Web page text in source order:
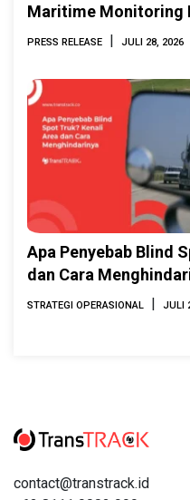
Maritime Monitoring
INAMARINE 2026
PRESS RELEASE | JULI 28, 2026
Apa Penyebab Blind
dan Cara
STRATEGI OPERASIONAL | JULI
contact@transtrack.id